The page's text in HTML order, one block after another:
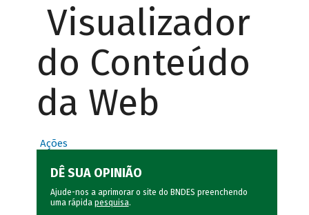
Visualizador
do Conteúdo
da Web
Ações
DÊ SUA OPINIÃO
Ajude-nos a aprimorar o site do BNDES preenchendo
uma rápida pesquisa.